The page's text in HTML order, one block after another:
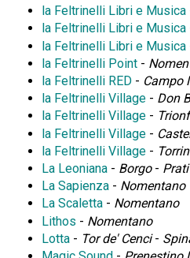
la Feltrinelli Libri e Musica
la Feltrinelli Libri e Musica
la Feltrinelli Libri e Musica
la Feltrinelli Point -
la Feltrinelli RED - Campo
la Feltrinelli Village - Don
la Feltrinelli Village -
la Feltrinelli Village -
la Feltrinelli Village -
La Leoniana - Borgo- Prati
La Sapienza - Nomentano
La Scaletta - Nomentano
Lithos - Nomentano
Lotta - Tor de' Cenci-